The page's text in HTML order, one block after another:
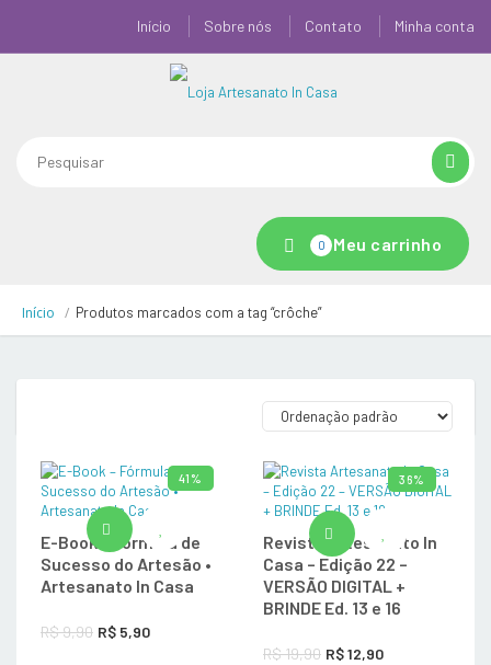
Início Sobre nós Contato Minha conta
0 Meu carrinho
Início Produtos marcados com a tag “crôche”
41%
E-Book – Fórmula de
Sucesso do Artesão •
Artesanato In Casa
R$9,90 O
R$ 5,90
ADICIONAR AO CARRINHO
36%
Revista Artesanato In
Casa – Edição 22 –
VERSÃO DIGITAL +
BRINDE Ed. 13 e 16
R$19,90 O
R$12,90
ADICIONAR AO